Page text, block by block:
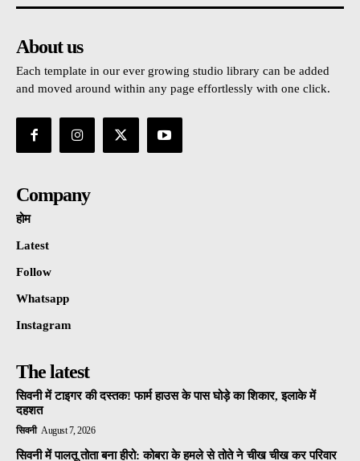
About us
Each template in our ever growing studio library can be added
and moved around within any page effortlessly with one click.
Company
होम
Latest
Follow
Whatsapp
Instagram
The latest
सिवनी में टाइगर की दस्तक! फार्म हाउस के पास घोड़े का शिकार, इलाके में
दहशत
सिवनी August 7, 2026
सिवनी में पालतू तोता बना हीरो: कोबरा के हमले से तोते ने चीख चीख कर परिवार